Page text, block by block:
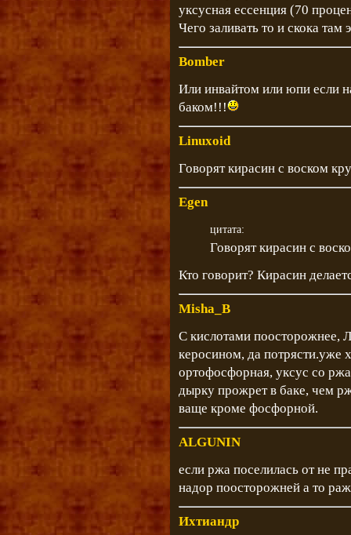
уксусная ессенция (70
Чего заливать то и скока там
Bomber
Или инвайтом или юпи если
баком!!!
Linuxoid
Говорят кирасин с воском
Egen
цитата:
Говорят кирасин с
Кто говорит? Кирасин
Misha_B
С кислотами поосторожнее,
керосином, да потрясти.уже
ортофосфорная, уксус со
дырку прожрет в баке, чем
ваще кроме фосфорной.
ALGUNIN
если ржа поселилась от не
надор поосторожней а то
Ихтиандр